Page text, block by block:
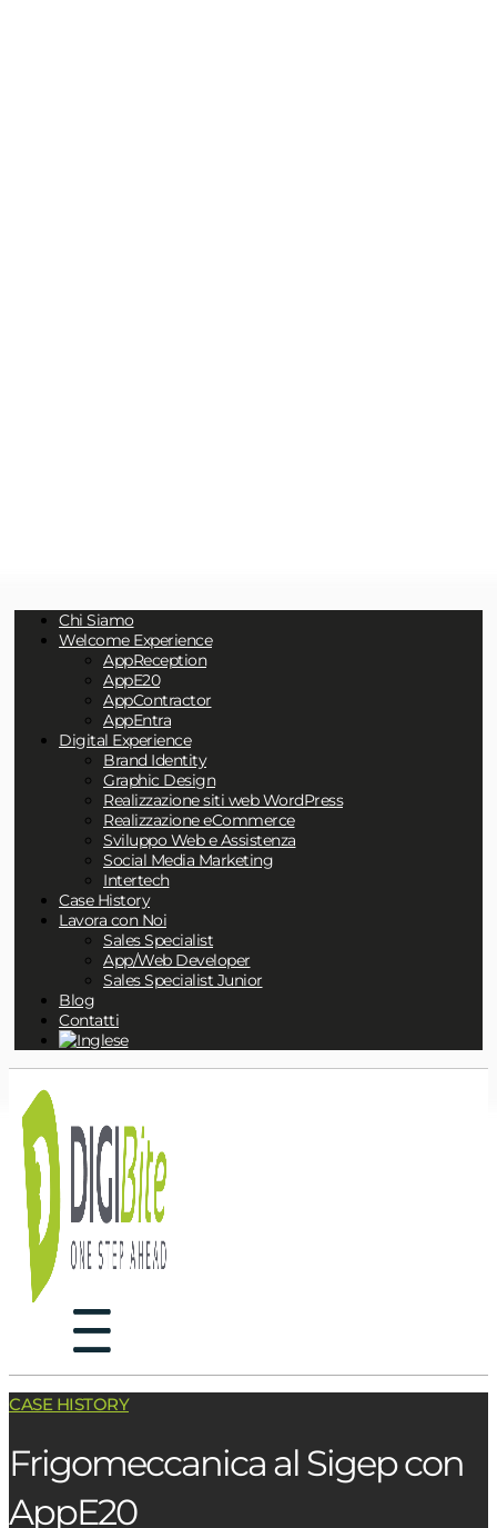
Chi Siamo
Welcome Experience
AppReception
AppE20
AppContractor
AppEntra
Digital Experience
Brand Identity
Graphic Design
Realizzazione siti web WordPress
Realizzazione eCommerce
Sviluppo Web e Assistenza
Social Media Marketing
Intertech
Case History
Lavora con Noi
Sales Specialist
App/Web Developer
Sales Specialist Junior
Blog
Contatti
CASE HISTORY
Frigomeccanica al Sigep con
AppE20